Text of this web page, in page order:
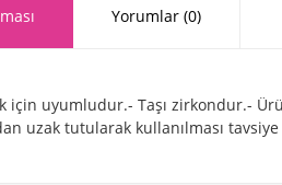
Yorumlar (0)
için uyumludur.- Taşı zirkondur.-
uzak tutularak kullanılması